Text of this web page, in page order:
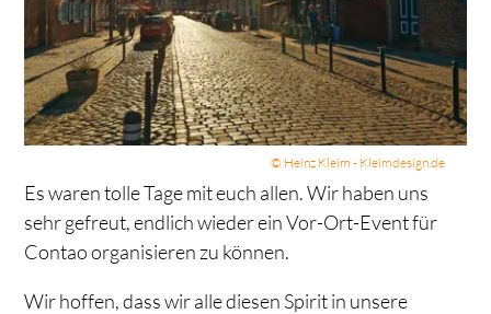
© Heinz Kleim - Kleimdesign.de
Es waren tolle Tage mit euch allen. Wir haben uns
sehr gefreut, endlich wieder ein Vor-Ort-Event für
Contao organisieren zu können.
Wir hoffen, dass wir alle diesen Spirit in unsere